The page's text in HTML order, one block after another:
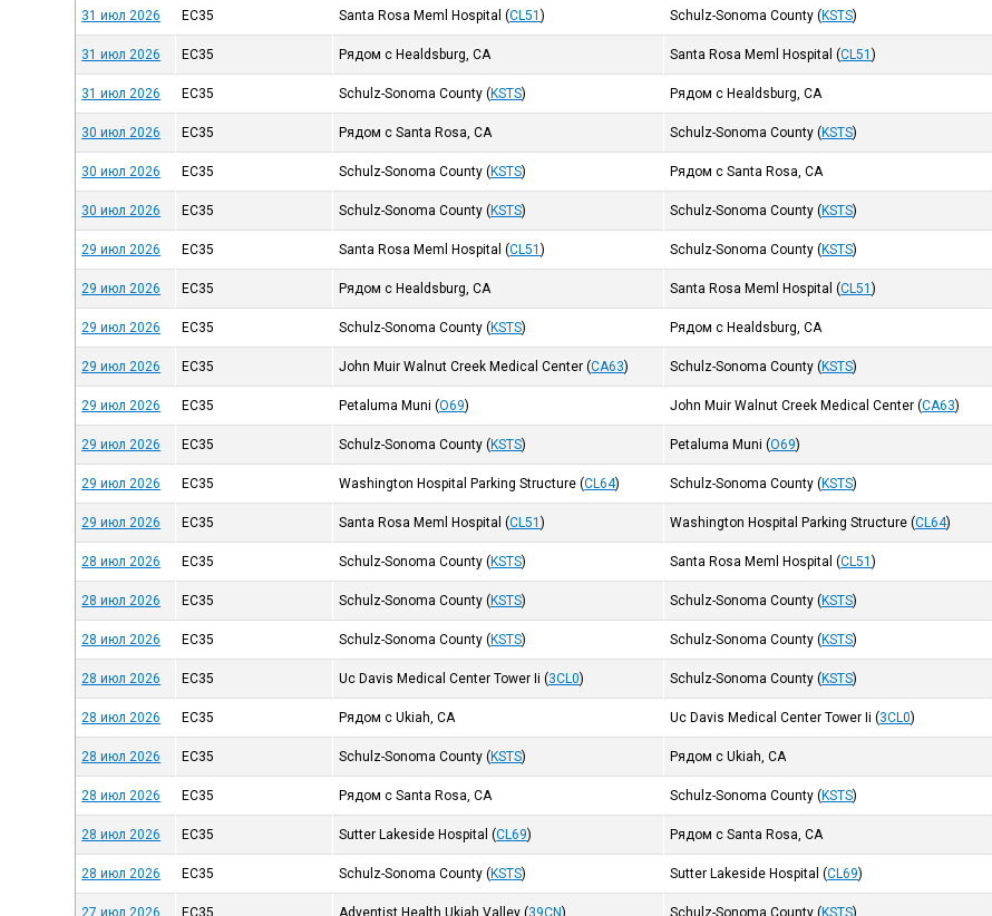
31 июл 2026 EC35 Santa Rosa Meml Hospital (CL51) Schulz-Sonoma County (KSTS)
31 июл 2026 EC35 Рядом с Healdsburg, CA Santa Rosa Meml Hospital (CL51)
31 июл 2026 EC35 Schulz-Sonoma County (KSTS) Рядом с Healdsburg, CA
30 июл 2026 EC35 Рядом с Santa Rosa, CA Schulz-Sonoma County (KSTS)
30 июл 2026 EC35 Schulz-Sonoma County (KSTS) Рядом с Santa Rosa, CA
30 июл 2026 EC35 Schulz-Sonoma County (KSTS) Schulz-Sonoma County (KSTS)
29 июл 2026 EC35 Santa Rosa Meml Hospital (CL51) Schulz-Sonoma County (KSTS)
29 июл 2026 EC35 Рядом с Healdsburg, CA Santa Rosa Meml Hospital (CL51)
29 июл 2026 EC35 Schulz-Sonoma County (KSTS) Рядом с Healdsburg, CA
29 июл 2026 EC35 John Muir Walnut Creek Medical Center (CA63) Schulz-Sonoma County (KSTS)
29 июл 2026 EC35 Petaluma Muni (O69) John Muir Walnut Creek Medical Center (CA63)
29 июл 2026 EC35 Schulz-Sonoma County (KSTS) Petaluma Muni (O69)
29 июл 2026 EC35 Washington Hospital Parking Structure (CL64) Schulz-Sonoma County (KSTS)
29 июл 2026 EC35 Santa Rosa Meml Hospital (CL51) Washington Hospital Parking Structure (CL64)
28 июл 2026 EC35 Schulz-Sonoma County (KSTS) Santa Rosa Meml Hospital (CL51)
28 июл 2026 EC35 Schulz-Sonoma County (KSTS) Schulz-Sonoma County (KSTS)
28 июл 2026 EC35 Schulz-Sonoma County (KSTS) Schulz-Sonoma County (KSTS)
28 июл 2026 EC35 Uc Davis Medical Center Tower Ii (3CL0) Schulz-Sonoma County (KSTS)
28 июл 2026 EC35 Рядом с Ukiah, CA Uc Davis Medical Center Tower Ii (3CL0)
28 июл 2026 EC35 Schulz-Sonoma County (KSTS) Рядом с Ukiah, CA
28 июл 2026 EC35 Рядом с Santa Rosa, CA Schulz-Sonoma County (KSTS)
28 июл 2026 EC35 Sutter Lakeside Hospital (CL69) Рядом с Santa Rosa, CA
28 июл 2026 EC35 Schulz-Sonoma County (KSTS) Sutter Lakeside Hospital (CL69)
27 июл 2026 EC35 Adventist Health Ukiah Valley (39CN) Schulz-Sonoma County (KSTS)